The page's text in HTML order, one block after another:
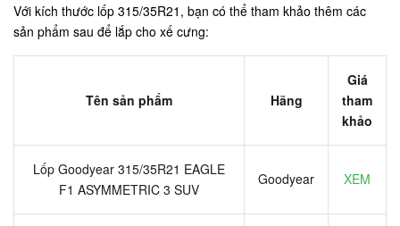
Với kích thước lốp 315/35R21, bạn có thể tham khảo thêm các
sản phẩm sau để lắp cho xế cưng:
Tên sản phẩm Hãng
Giá
tham
khảo
Lốp Goodyear 315/35R21 EAGLE
F1 ASYMMETRIC 3 SUV
Goodyear XEM